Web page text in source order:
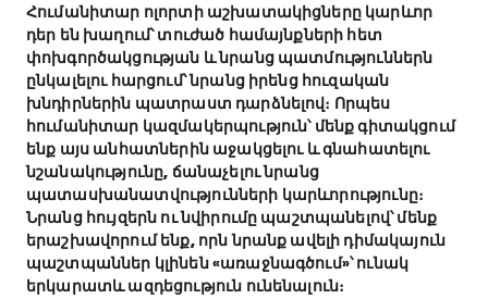
Հումանիտար ոլորտի աշխատակիցները կարևոր
դեր են խաղում՝ տուժած համայնքների հետ
փոխգործակցության և նրանց պատմություններն
ընկալելու հարցում՝ նրանց իրենց հուզական
խնդիրներին պատրաստ դարձնելով։ Որպես
հումանիտար կազմակերպություն՝ մենք գիտակցում
ենք այս անհատներին աջակցելու և գնահատելու
նշանակությունը, ճանաչելու նրանց
պատասխանատվությունների կարևորությունը։
Նրանց հույզերն ու նվիրումը պաշտպանելով՝ մենք
երաշխավորում ենք, որն նրանք ավելի դիմակայուն
պաշտպաններ կլինեն «առաջնագծում»՝ ունակ
երկարատև ազդեցություն ունենալուն։